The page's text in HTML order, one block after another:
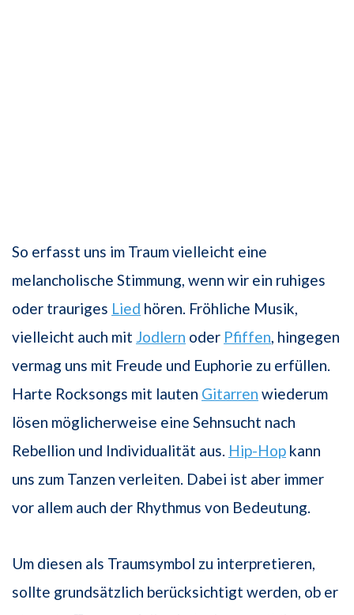
So erfasst uns im Traum vielleicht eine
melancholische Stimmung, wenn wir ein ruhiges
oder trauriges Lied hören. Fröhliche Musik,
vielleicht auch mit Jodlern oder Pfiffen , hingegen
vermag uns mit Freude und Euphorie zu erfüllen.
Harte Rocksongs mit lauten Gitarren wiederum
lösen möglicherweise eine Sehnsucht nach
Rebellion und Individualität aus. Hip-Hop kann
uns zum Tanzen verleiten. Dabei ist aber immer
vor allem auch der Rhythmus von Bedeutung.
Um diesen als Traumsymbol zu interpretieren,
sollte grundsätzlich berücksichtigt werden, ob er